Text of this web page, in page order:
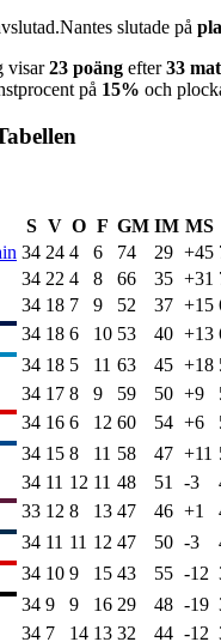
Nantes slutade på
visar 23 poäng efter 33
på 15% och
S V O F GM IM MS
34 24 4 6 74 29 +45
34 22 4 8 66 35 +31
34 18 7 9 52 37 +15
34 18 6 10 53 40 +13
34 18 5 11 63 45 +18
34 17 8 9 59 50 +9
34 16 6 12 60 54 +6
34 15 8 11 58 47 +11
34 11 12 11 48 51 -3
33 12 8 13 47 46 +1
34 11 11 12 47 50 -3
34 10 9 15 43 55 -12
34 9 9 16 29 48 -19
34 7 14 13 32 44 -12